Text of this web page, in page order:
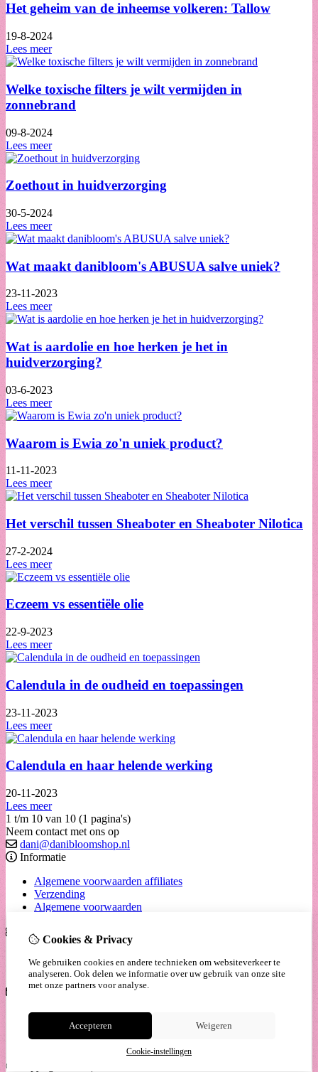
Het geheim van de inheemse volkeren: Tallow
19-8-2024
Lees meer
Welke toxische filters je wilt vermijden in
zonnebrand
09-8-2024
Lees meer
Zoethout in huidverzorging
30-5-2024
Lees meer
Wat maakt danibloom's ABUSUA salve uniek?
23-11-2023
Lees meer
Wat is aardolie en hoe herken je het in
huidverzorging?
03-6-2023
Lees meer
Waarom is Ewia zo'n uniek product?
11-11-2023
Lees meer
Het verschil tussen Sheaboter en Sheaboter Nilotica
27-2-2024
Lees meer
Eczeem vs essentiële olie
22-9-2023
Lees meer
Calendula in de oudheid en toepassingen
23-11-2023
Lees meer
Calendula en haar helende werking
20-11-2023
Lees meer
1 t/m 10 van 10 (1 pagina's)
Neem contact met ons op
dani@danibloomshop.nl
Informatie
Algemene voorwaarden affiliates
Verzending
Algemene voorwaarden
Extra
Aanbiedingen
Klantenservice
Contact
Sitemap
Annulerings voorwaarden boeken massages
© Copyright 2026 |
Cookies & Privacy
We gebruiken cookies en andere technieken om websiteverkeer te
analyseren. Ook delen we informatie over uw gebruik van onze site
met onze partners voor analyse.
Accepteren Weigeren
Cookie-instellingen